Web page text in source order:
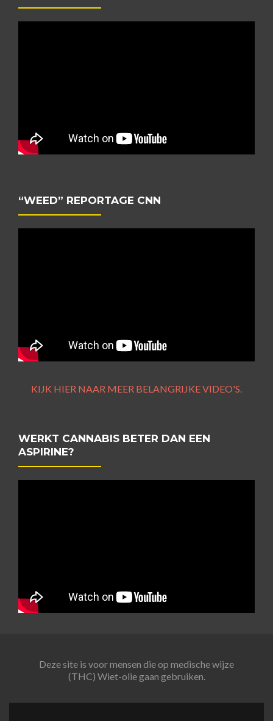
“WEED” REPORTAGE CNN
KIJK HIER NAAR MEER BELANGRIJKE VIDEO'S.
WERKT CANNABIS BETER DAN EEN
ASPIRINE?
Deze site is voor mensen die op medische wijze
(THC) Wiet-olie gaan gebruiken.